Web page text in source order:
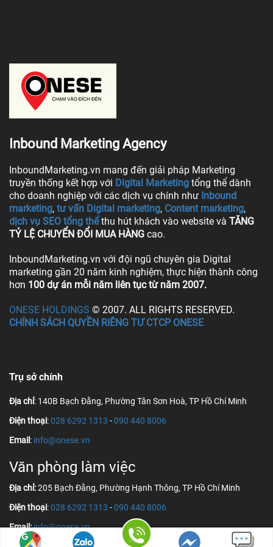
Inbound Marketing Agency
InboundMarketing.vn mang đến giải pháp Marketing
truyền thống kết hợp với Digital Marketing tổng thể dành
cho doanh nghiệp với các dịch vụ chính như Inbound
marketing, tư vấn Digital marketing, Content marketing,
dịch vụ SEO tổng thể thu hút khách vào website và TĂNG
TỶ LỆ CHUYỂN ĐỔI MUA HÀNG cao.
InboundMarketing.vn với đội ngũ chuyên gia Digital
marketing gần 20 năm kinh nghiệm, thực hiện thành công
hơn 100 dự án mỗi năm liên tục từ năm 2007.
ONESE HOLDINGS © 2007. ALL RIGHTS RESERVED.
CHÍNH SÁCH QUYỀN RIÊNG TƯ CTCP ONESE
Trụ sở chính
Địa chỉ: 140B Bạch Đằng, Phường Tân Sơn Hoà, TP Hồ Chí Minh
Điện thoại:028 6292 1313 -090 440 8006
Email : info@onese.vn
Văn phòng làm việc
Địa chỉ:205 Bạch Đằng, Phường Hạnh Thông, TP Hồ Chí Minh
Điện thoại:028 6292 1313 -090 440 8006
Email:info@onese.vn